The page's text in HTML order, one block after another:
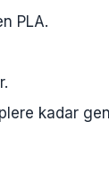
PLA.
kadar